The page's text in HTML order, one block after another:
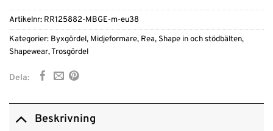
Artikelnr: RR125882-MBGE-m-eu38
Kategorier: Byxgördel, Midjeformare, Rea, Shape in och stödbälten,
Shapewear,Trosgördel
Dela:
Beskrivning